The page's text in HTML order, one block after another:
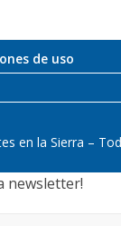
de uso
en la Sierra –
newsletter!